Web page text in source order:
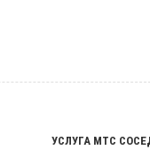
УСЛУГА МТС